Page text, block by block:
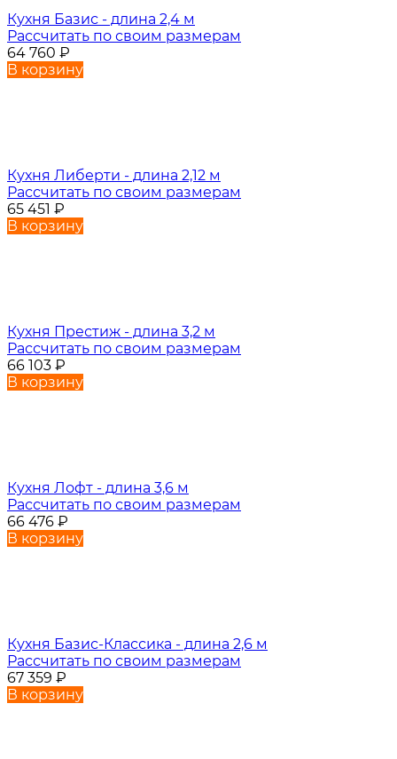
Кухня Базис - длина 2,4 м
Рассчитать по своим размерам
64 760 ₽
В корзину
Кухня Либерти - длина 2,12 м
Рассчитать по своим размерам
65 451 ₽
В корзину
Кухня Престиж - длина 3,2 м
Рассчитать по своим размерам
66 103 ₽
В корзину
Кухня Лофт - длина 3,6 м
Рассчитать по своим размерам
66 476 ₽
В корзину
Кухня Базис-Классика - длина 2,6 м
Рассчитать по своим размерам
67 359 ₽
В корзину